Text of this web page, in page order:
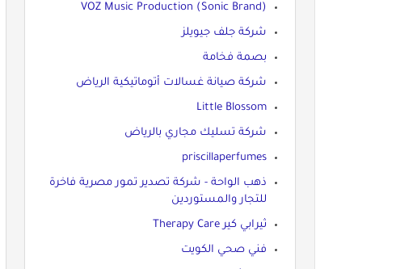
VOZ Music Production (Sonic Brand)
شركة جلف جيويلز
بصمة فخامة
شركة صيانة غسالات أتوماتيكية الرياض
Little Blossom
شركة تسليك مجاري بالرياض
priscillaperfumes
ذهب الواحة - شركة تصدير تمور مصرية فاخرة
للتجار والمستوردين
ثيرابي كير Therapy Care
فني صحي الكويت